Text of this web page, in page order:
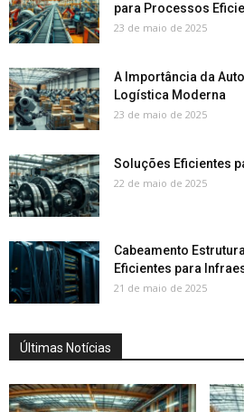
para Processos
23 de maio de 2025
A Importância da
Logística Moderna
23 de maio de 2025
Soluções Eficientes
22 de maio de 2025
Cabeamento
Eficientes para
21 de maio de 2025
Últimas Notícias